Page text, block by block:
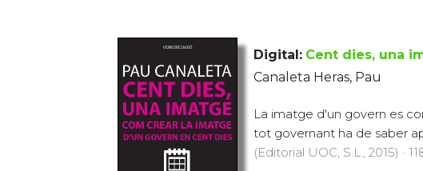
Digital: Cent dies, una
Canaleta Heras, Pau
La imatge d'un govern es
tot governant ha de saber
(Editorial UOC, S.L., 2015) ·